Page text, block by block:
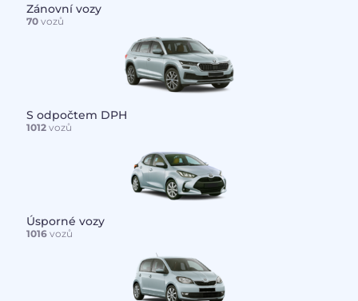
Zánovní vozy
70vozů
S odpočtem DPH
1012vozů
Úsporné vozy
1016vozů